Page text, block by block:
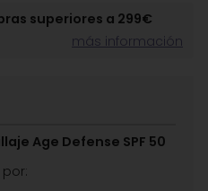
superiores a 299€
más información
Age Defense SPF 50